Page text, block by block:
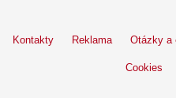
Kontakty Reklama Otázky a
Cookies